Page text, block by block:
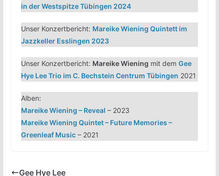
in der Westspitze Tübingen 2024
Unser Konzertbericht: Mareike Wiening Quintett im
Jazzkeller Esslingen 2023
Unser Konzertbericht: Mareike Wiening mit dem Gee
Hye Lee Trio im C. Bechstein Centrum Tübingen 2021
Alben:
Mareike Wiening – Reveal – 2023
Mareike Wiening Quintet – Future Memories –
Greenleaf Music– 2021
Gee Hye Lee